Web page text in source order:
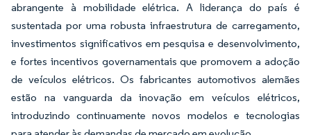
abrangente à mobilidade elétrica. A liderança do país é
sustentada por uma robusta infraestrutura de carregamento,
investimentos significativos em pesquisa e desenvolvimento,
e fortes incentivos governamentais que promovem a adoção
de veículos elétricos. Os fabricantes automotivos alemães
estão na vanguarda da inovação em veículos elétricos,
introduzindo continuamente novos modelos e tecnologias